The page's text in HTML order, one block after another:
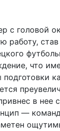
с головой
работу,
что
в нее
—